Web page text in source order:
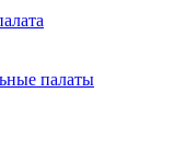
палаты